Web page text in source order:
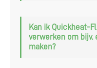
Kan ik Quickheat-
verwerken om
maken?